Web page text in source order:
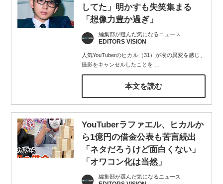
してた」明かすも失笑集まる
「想像力豊か過ぎ」
編集部が選んだ気になるニュース
EDITORS VISION
人気YouTuberのヒカル（31）が喉の異変を感じ、
撮影をキャンセルしたことを
本文を読む
YouTuberラファエル、ヒカルか
ら1億円の借金公表も苦言続出
「ネタだろうけど面白くない」
「オワコン化は当然」
編集部が選んだ気になるニュース